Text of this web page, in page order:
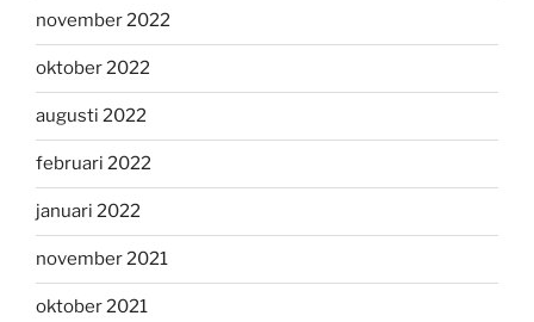
november 2022
oktober 2022
augusti 2022
februari 2022
januari 2022
november 2021
oktober 2021